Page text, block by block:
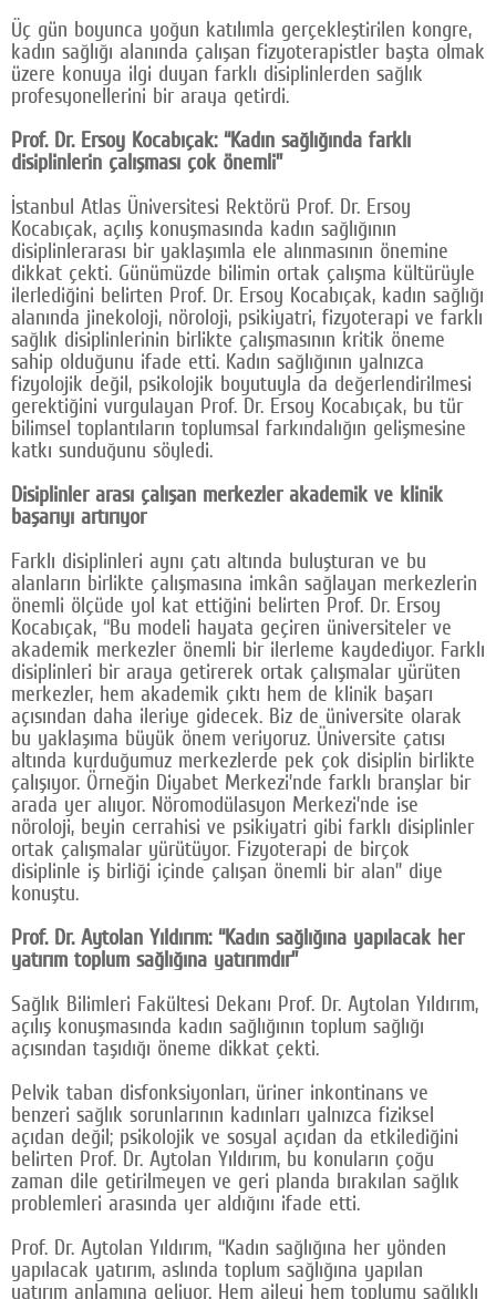
Üç gün boyunca yoğun katılımla gerçekleştirilen kongre,
kadın sağlığı alanında çalışan fizyoterapistler başta olmak
üzere konuya ilgi duyan farklı disiplinlerden sağlık
profesyonellerini bir araya getirdi.
Prof. Dr. Ersoy Kocabıçak: “Kadın sağlığında farklı
disiplinlerin çalışması çok önemli”
İstanbul Atlas Üniversitesi Rektörü Prof. Dr. Ersoy
Kocabıçak, açılış konuşmasında kadın sağlığının
disiplinlerarası bir yaklaşımla ele alınmasının önemine
dikkat çekti. Günümüzde bilimin ortak çalışma kültürüyle
ilerlediğini belirten Prof. Dr. Ersoy Kocabıçak, kadın sağlığı
alanında jinekoloji, nöroloji, psikiyatri, fizyoterapi ve farklı
sağlık disiplinlerinin birlikte çalışmasının kritik öneme
sahip olduğunu ifade etti. Kadın sağlığının yalnızca
fizyolojik değil, psikolojik boyutuyla da değerlendirilmesi
gerektiğini vurgulayan Prof. Dr. Ersoy Kocabıçak, bu tür
bilimsel toplantıların toplumsal farkındalığın gelişmesine
katkı sunduğunu söyledi.
Disiplinler arası çalışan merkezler akademik ve klinik
başarıyı artırıyor
Farklı disiplinleri aynı çatı altında buluşturan ve bu
alanların birlikte çalışmasına imkân sağlayan merkezlerin
önemli ölçüde yol kat ettiğini belirten Prof. Dr. Ersoy
Kocabıçak, “Bu modeli hayata geçiren üniversiteler ve
akademik merkezler önemli bir ilerleme kaydediyor. Farklı
disiplinleri bir araya getirerek ortak çalışmalar yürüten
merkezler, hem akademik çıktı hem de klinik başarı
açısından daha ileriye gidecek. Biz de üniversite olarak
bu yaklaşıma büyük önem veriyoruz. Üniversite çatısı
altında kurduğumuz merkezlerde pek çok disiplin birlikte
çalışıyor. Örneğin Diyabet Merkezi’nde farklı branşlar bir
arada yer alıyor. Nöromodülasyon Merkezi’nde ise
nöroloji, beyin cerrahisi ve psikiyatri gibi farklı disiplinler
ortak çalışmalar yürütüyor. Fizyoterapi de birçok
disiplinle iş birliği içinde çalışan önemli bir alan” diye
konuştu.
Prof. Dr. Aytolan Yıldırım: “Kadın sağlığına yapılacak her
yatırım toplum sağlığına yatırımdır”
Sağlık Bilimleri Fakültesi Dekanı Prof. Dr. Aytolan Yıldırım,
açılış konuşmasında kadın sağlığının toplum sağlığı
açısından taşıdığı öneme dikkat çekti.
Pelvik taban disfonksiyonları, üriner inkontinans ve
benzeri sağlık sorunlarının kadınları yalnızca fiziksel
açıdan değil; psikolojik ve sosyal açıdan da etkilediğini
belirten Prof. Dr. Aytolan Yıldırım, bu konuların çoğu
zaman dile getirilmeyen ve geri planda bırakılan sağlık
problemleri arasında yer aldığını ifade etti.
Prof. Dr. Aytolan Yıldırım, “Kadın sağlığına her yönden
yapılacak yatırım, aslında toplum sağlığına yapılan
yatırım anlamına geliyor. Hem aileyi hem toplumu sağlıklı